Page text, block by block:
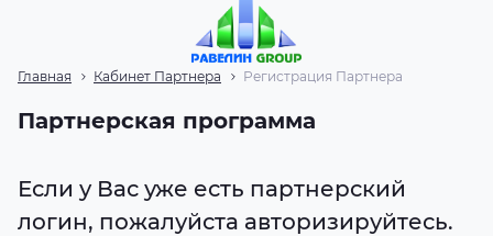
Главная Кабинет Партнера Регистрация Партнера
Партнерская программа
Если у Вас уже есть партнерский
логин, пожалуйста авторизируйтесь.